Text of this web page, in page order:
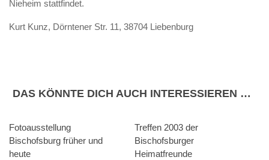
Nieheim stattfindet.
Kurt Kunz, Dörntener Str. 11, 38704 Liebenburg
DAS KÖNNTE DICH AUCH INTERESSIEREN …
Fotoausstellung
Bischofsburg früher und
heute
Treffen 2003 der
Bischofsburger
Heimatfreunde